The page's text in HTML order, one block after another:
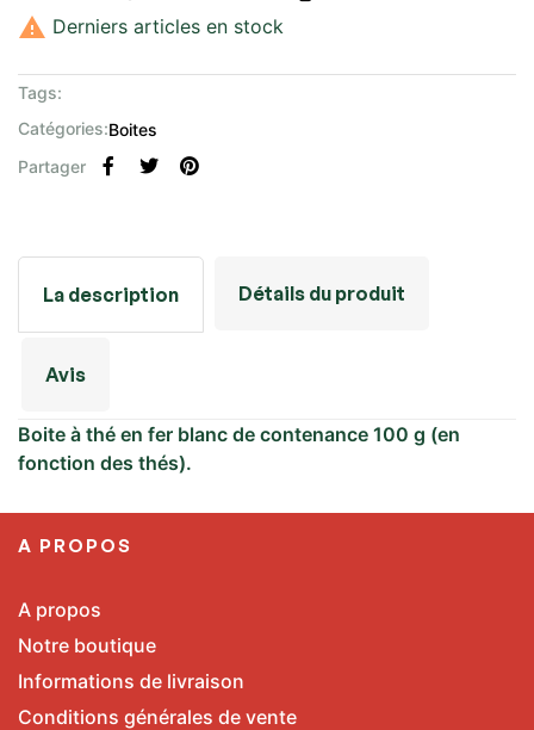
 Derniers articles en stock
Tags:
Catégories:Boites
Partager
La description Détails du produit
Avis
Boite à thé en fer blanc de contenance 100 g (en
fonction des thés).
A PROPOS
A propos
Notre boutique
Informations de livraison
Conditions générales de vente